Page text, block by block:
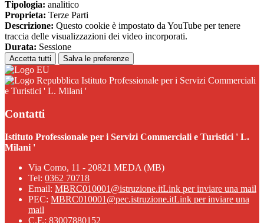
Tipologia: analitico
Proprieta: Terze Parti
Descrizione: Questo cookie è impostato da YouTube per tenere
traccia delle visualizzazioni dei video incorporati.
Durata: Sessione
Accetta tutti Salva le preferenze
Istituto Professionale per i Servizi Commerciali
e Turistici ' L. Milani '
Contatti
Istituto Professionale per i Servizi Commerciali e Turistici ' L.
Milani '
Via Como, 11 - 20821 MEDA (MB)
Tel: 0362 70718
Email: MBRC010001@istruzione.itLink per inviare una mail
PEC: MBRC010001@pec.istruzione.itLink per inviare una
mail
C.F.: 83007880152